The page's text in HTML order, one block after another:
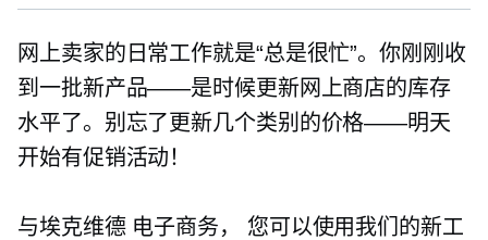
网上卖家的日常工作就是“总是很忙”。你刚刚收
到一批新产品——是时候更新网上商店的库存
水平了。别忘了更新几个类别的价格——明天
开始有促销活动！
与埃克维德 电子商务，
您可以使用我们的新工